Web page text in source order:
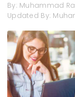
By: Muhammad
Updated By: